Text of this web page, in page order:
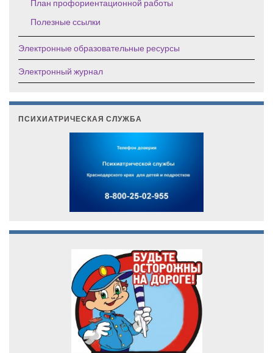
План профориентационной работы
Полезные ссылки
Электронные образовательные ресурсы
Электронный журнал
ПСИХИАТРИЧЕСКАЯ СЛУЖБА